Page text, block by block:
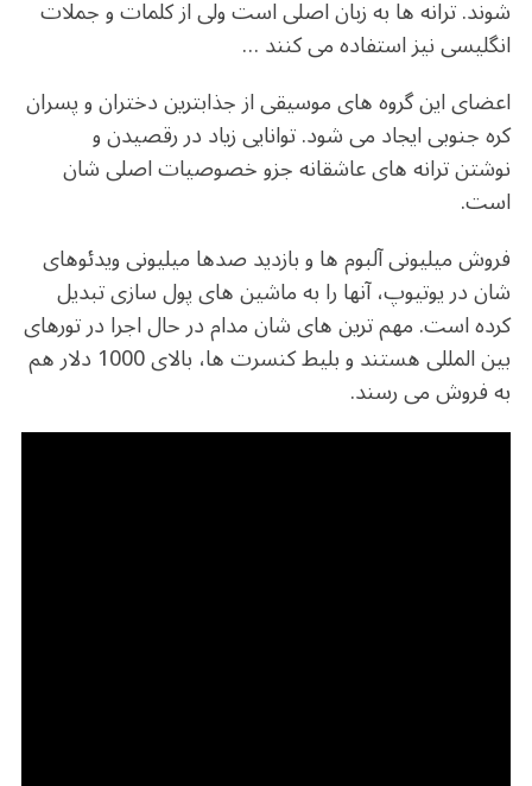
شوند. ترانه ها به زبان اصلی است ولی از کلمات و جملات
انگلیسی نیز استفاده می کنند …
اعضای این گروه های موسیقی از جذابترین دختران و پسران
کره جنوبی ایجاد می شود. توانایی زیاد در رقصیدن و
نوشتن ترانه های عاشقانه جزو خصوصیات اصلی شان
است.
فروش میلیونی آلبوم ها و بازدید صدها میلیونی ویدئوهای
شان در یوتیوپ، آنها را به ماشین های پول سازی تبدیل
کرده است. مهم ترین های شان مدام در حال اجرا در تورهای
بین المللی هستند و بلیط کنسرت ها، بالای 1000 دلار هم
به فروش می رسند.